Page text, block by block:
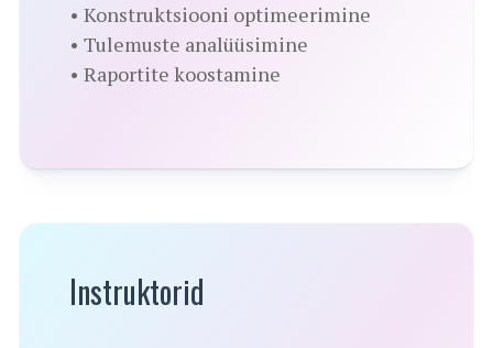
• Konstruktsiooni optimeerimine
• Tulemuste analüüsimine
• Raportite koostamine
Instruktorid